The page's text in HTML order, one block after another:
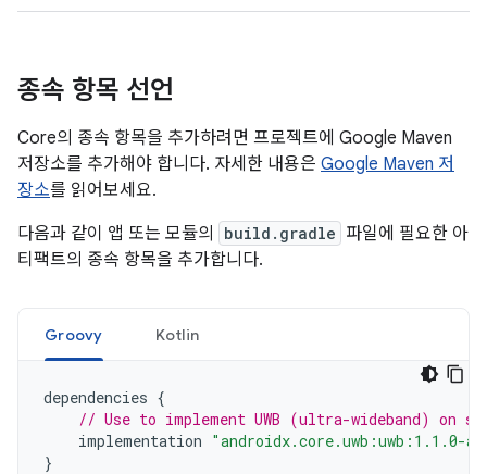
종속 항목 선언
Core의 종속 항목을 추가하려면 프로젝트에 Google Maven
저장소를 추가해야 합니다. 자세한 내용은 Google Maven 저
장소를 읽어보세요.
다음과 같이 앱 또는 모듈의
build.gradle 파일에 필요한 아
티팩트의 종속 항목을 추가합니다.
Groovy Kotlin
dependencies {
// Use to implement UWB (ultra-wideband) on
implementation "androidx.core.uwb:uwb:1.1.0-
}